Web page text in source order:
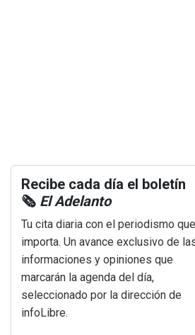
Recibe cada día el boletín
🗞️ El Adelanto
Tu cita diaria con el periodismo que
importa. Un avance exclusivo de
informaciones y opiniones que
marcarán la agenda del día,
seleccionado por la dirección de
infoLibre.